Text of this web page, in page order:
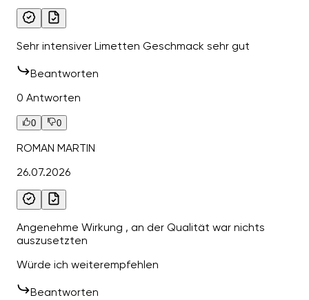
Sehr intensiver Limetten Geschmack sehr gut
Beantworten
0 Antworten
0 0
ROMAN MARTIN
26.07.2026
Angenehme Wirkung , an der Qualität war nichts
auszusetzten
Würde ich weiterempfehlen
Beantworten